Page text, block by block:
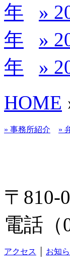
年
»
年
»
年
»
HOME
» 事務所紹介 »
〒810-
電話（
アクセス お知